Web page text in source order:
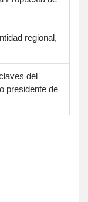
regional,
del
presidente de